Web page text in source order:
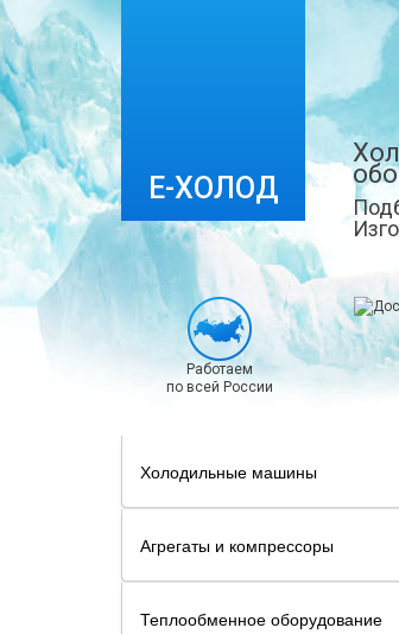
Е-ХОЛОД
Работаем
по всей России
Холодильные машины
Агрегаты и компрессоры
Теплообменное оборудование